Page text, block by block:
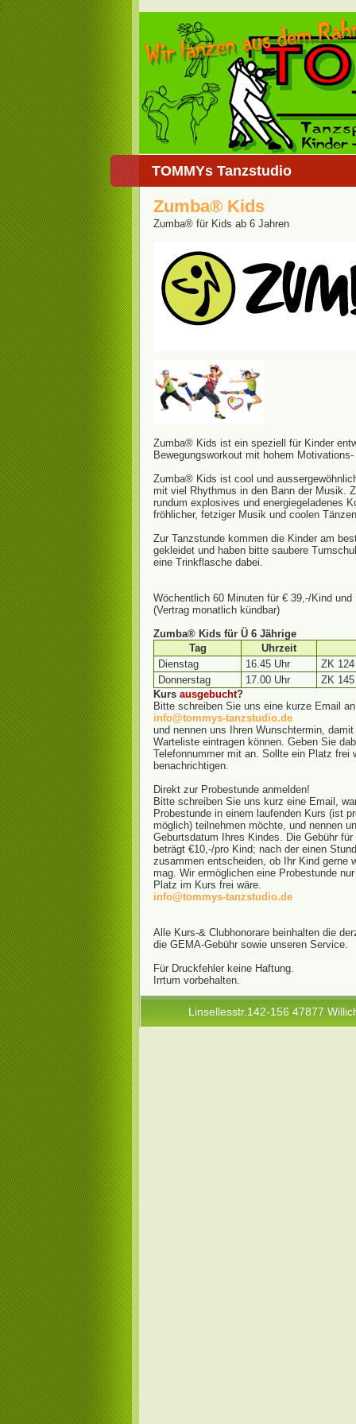
;
TOMMYs Tanzstudio
Zumba® Kids
Zumba® für Kids ab 6 Jahren
Zumba® Kids ist ein speziell für Kinder
Bewegungsworkout mit hohem
Zumba® Kids ist cool und
mit viel Rhythmus in den Bann der Musik.
rundum explosives und energiegeladenes
fröhlicher, fetziger Musik und coolen
Zur Tanzstunde kommen die Kinder am
gekleidet und haben bitte saubere
eine Trinkflasche dabei.
Wöchentlich 60 Minuten für € 39,-/Kind und
(Vertrag monatlich kündbar)
Zumba® Kids für Ü 6 Jährige
Tag
Uhrzeit
Dienstag
16.45 Uhr
ZK
Donnerstag
17.00 Uhr
ZK
Kurs ausgebucht?
Bitte schreiben Sie uns eine kurze Email an
info@tommys-tanzstudio.de
und nennen uns Ihren Wunschtermin,
Warteliste eintragen können. Geben Sie
Telefonnummer mit an. Sollte ein Platz frei
benachrichtigen.
Direkt zur Probestunde anmelden!
Bitte schreiben Sie uns kurz eine Email,
Probestunde in einem laufenden Kurs (ist
möglich) teilnehmen möchte, und nennen
Geburtsdatum Ihres Kindes. Die Gebühr
beträgt €10,-/pro Kind; nach der einen
zusammen entscheiden, ob Ihr Kind gerne
mag. Wir ermöglichen eine Probestunde
Platz im Kurs frei wäre.
info@tommys-tanzstudio.de
Alle Kurs-& Clubhonorare beinhalten die
die GEMA-Gebühr sowie unseren Service.
Für Druckfehler keine Haftung.
Irrtum vorbehalten.
Linsellesstr.142-156 47877